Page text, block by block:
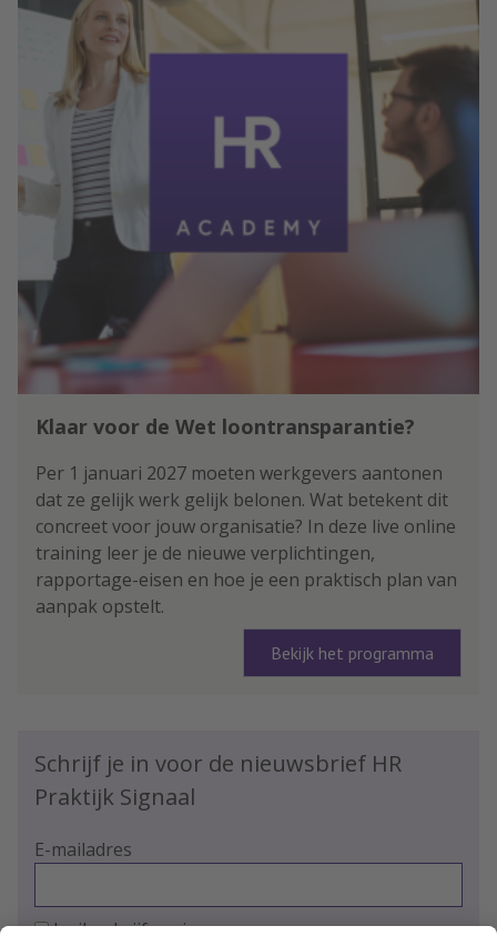
Klaar voor de Wet loontransparantie?
Per 1 januari 2027 moeten werkgevers aantonen
dat ze gelijk werk gelijk belonen. Wat betekent dit
concreet voor jouw organisatie? In deze live online
training leer je de nieuwe verplichtingen,
rapportage-eisen en hoe je een praktisch plan van
aanpak opstelt.
Bekijk het programma
Schrijf je in voor de nieuwsbrief HR
Praktijk Signaal
E-mailadres
Ja, ik schrijf me in